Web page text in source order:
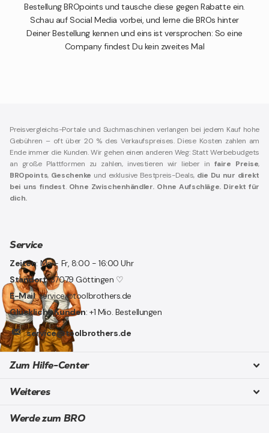
Bestellung BROpoints und tausche diese gegen Rabatte ein.
Schau auf Social Media vorbei, und lerne die BROs hinter
Deiner Bestellung kennen und eins ist versprochen: So eine
Company findest Du kein zweites Mal
Preisvergleichs-Portale und Suchmaschinen verlangen bei jedem Kauf hohe
Gebühren – oft über 20 % des Verkaufspreises. Diese Kosten zahlen am
Ende immer die Kunden. Wir gehen einen anderen Weg: Statt Werbebudgets
an große Plattformen zu zahlen, investieren wir lieber in faire Preise,
BROpoints, Geschenke und exklusive Bestpreis-Deals, die Du nur direkt
bei uns findest. Ohne Zwischenhändler. Ohne Aufschläge. Direkt für
dich.
Service
Zeiten: Mo - Fr, 8:00 - 16:00 Uhr
Standort: 37079 Göttingen ♡
E-Mail: service@toolbrothers.de
Glückliche Kunden: +1 Mio. Bestellungen
service@toolbrothers.de
Zum Hilfe-Center
Weiteres
Werde zum BRO